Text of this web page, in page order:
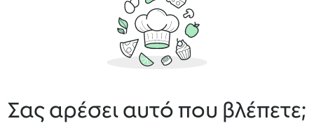
Σας αρέσει αυτό που βλέπετε;